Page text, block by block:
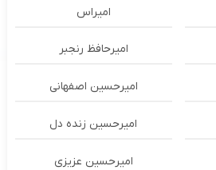
امیراس
امیرحافظ رنجبر
امیرحسین اصفهانی
امیرحسین زنده دل
امیرحسین عزیزی